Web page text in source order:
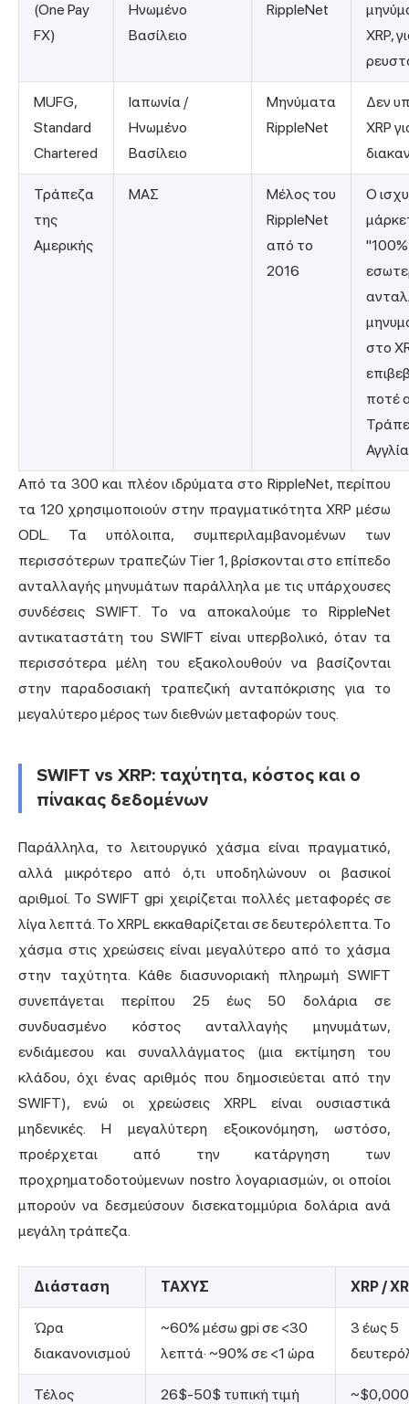
(One Pay
FX)
Ηνωμένο
Βασίλειο
RippleNet
XRP,
MUFG,
Standard
Chartered
Ιαπωνία /
Ηνωμένο
Βασίλειο
Μηνύματα
RippleNet
Δεν
XRP
Τράπεζα
της
Αμερικής
ΜΑΣ
Μέλος του
RippleNet
από το
2016
Ο
"100%
στο
ποτέ
Από τα 300 και πλέον ιδρύματα στο RippleNet, περίπου
τα 120 χρησιμοποιούν στην πραγματικότητα XRP μέσω
ODL. Τα υπόλοιπα, συμπεριλαμβανομένων των
περισσότερων τραπεζών Tier 1, βρίσκονται στο επίπεδο
ανταλλαγής μηνυμάτων παράλληλα με τις υπάρχουσες
συνδέσεις SWIFT. Το να αποκαλούμε το RippleNet
αντικαταστάτη του SWIFT είναι υπερβολικό, όταν τα
περισσότερα μέλη του εξακολουθούν να βασίζονται
στην παραδοσιακή τραπεζική ανταπόκρισης για το
μεγαλύτερο μέρος των διεθνών μεταφορών τους.
SWIFT vs XRP: ταχύτητα, κόστος και ο
πίνακας δεδομένων
Παράλληλα, το λειτουργικό χάσμα είναι πραγματικό,
αλλά μικρότερο από ό,τι υποδηλώνουν οι βασικοί
αριθμοί. Το SWIFT gpi χειρίζεται πολλές μεταφορές σε
λίγα λεπτά. Το XRPL εκκαθαρίζεται σε δευτερόλεπτα. Το
χάσμα στις χρεώσεις είναι μεγαλύτερο από το χάσμα
στην ταχύτητα. Κάθε διασυνοριακή πληρωμή SWIFT
συνεπάγεται περίπου 25 έως 50 δολάρια σε
συνδυασμένο κόστος ανταλλαγής μηνυμάτων,
ενδιάμεσου και συναλλάγματος (μια εκτίμηση του
κλάδου, όχι ένας αριθμός που δημοσιεύεται από την
SWIFT), ενώ οι χρεώσεις XRPL είναι ουσιαστικά
μηδενικές. Η μεγαλύτερη εξοικονόμηση, ωστόσο,
προέρχεται από την κατάργηση των
προχρηματοδοτούμενων nostro λογαριασμών, οι οποίοι
μπορούν να δεσμεύσουν δισεκατομμύρια δολάρια ανά
μεγάλη τράπεζα.
Διάσταση ΤΑΧΥΣ XRP /
Ώρα
διακανονισμού
~60% μέσω gpi σε <30
λεπτά· ~90% σε <1 ώρα
3 έως 5
Τέλος 26$-50$ τυπική τιμή